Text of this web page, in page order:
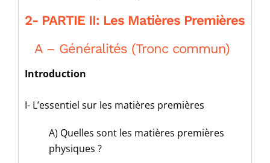
2- PARTIE II: Les Matières Premières
A – Généralités (Tronc commun)
Introduction
I- L’essentiel sur les matières premières
A) Quelles sont les matières premières
physiques ?